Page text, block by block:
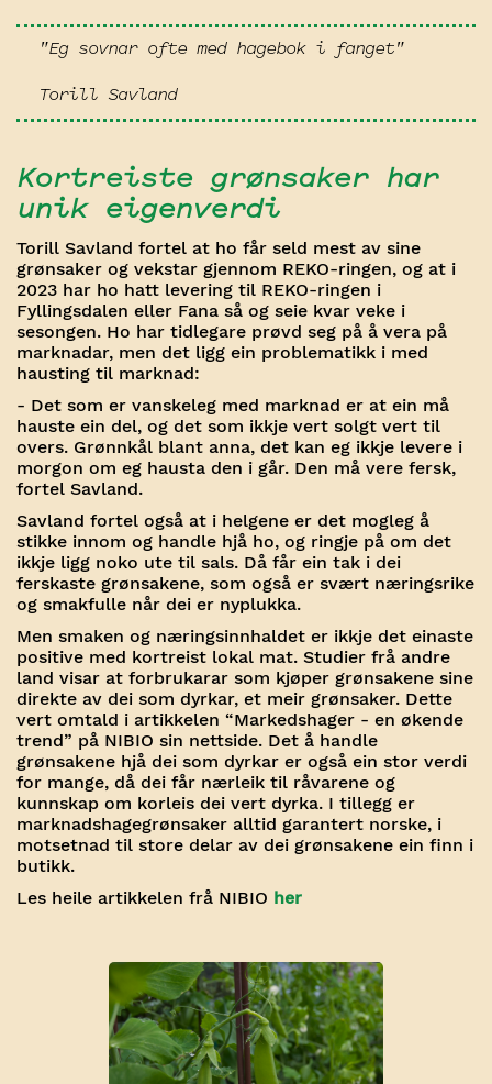
"Eg sovnar ofte med hagebok i fanget"
Torill Savland
Kortreiste grønsaker har
unik eigenverdi
Torill Savland fortel at ho får seld mest av sine
grønsaker og vekstar gjennom REKO-ringen, og at i
2023 har ho hatt levering til REKO-ringen i
Fyllingsdalen eller Fana så og seie kvar veke i
sesongen. Ho har tidlegare prøvd seg på å vera på
marknadar, men det ligg ein problematikk i med
hausting til marknad:
- Det som er vanskeleg med marknad er at ein må
hauste ein del, og det som ikkje vert solgt vert til
overs. Grønnkål blant anna, det kan eg ikkje levere i
morgon om eg hausta den i går. Den må vere fersk,
fortel Savland.
Savland fortel også at i helgene er det mogleg å
stikke innom og handle hjå ho, og ringje på om det
ikkje ligg noko ute til sals. Då får ein tak i dei
ferskaste grønsakene, som også er svært næringsrike
og smakfulle når dei er nyplukka.
Men smaken og næringsinnhaldet er ikkje det einaste
positive med kortreist lokal mat. Studier frå andre
land visar at forbrukarar som kjøper grønsakene sine
direkte av dei som dyrkar, et meir grønsaker. Dette
vert omtald i artikkelen “Markedshager - en økende
trend” på NIBIO sin nettside. Det å handle
grønsakene hjå dei som dyrkar er også ein stor verdi
for mange, då dei får nærleik til råvarene og
kunnskap om korleis dei vert dyrka. I tillegg er
marknadshagegrønsaker alltid garantert norske, i
motsetnad til store delar av dei grønsakene ein finn i
butikk.
Les heile artikkelen frå NIBIO her